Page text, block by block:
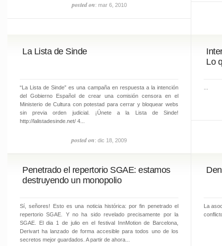
posted on: mar 6, 2010
La Lista de Sinde
“La Lista de Sinde” es una campaña en respuesta a la intención
del Gobierno Español de crear una comisión censora en el
Ministerio de Cultura con potestad para cerrar y bloquear webs
sin previa orden judicial. ¡Únete a la Lista de Sinde!
http://lalistadesinde.net/ 4...
posted on: dic 18, 2009
Lo
Penetrado el repertorio SGAE: estamos
destruyendo un monopolio
Sí, señores! Esto es una noticia histórica: por fin penetrado el
repertorio SGAE. Y no ha sido revelado precisamente por la
SGAE. El dia 1 de julio en el festival InnMotion de Barcelona,
Derivart ha lanzado de forma accesible para todos uno de los
secretos mejor guardados. A partir de ahora...
La